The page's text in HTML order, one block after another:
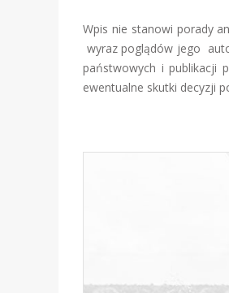
Wpis nie stanowi porady
wyraz poglądów jego
państwowych i publikacji
ewentualne skutki decyzji